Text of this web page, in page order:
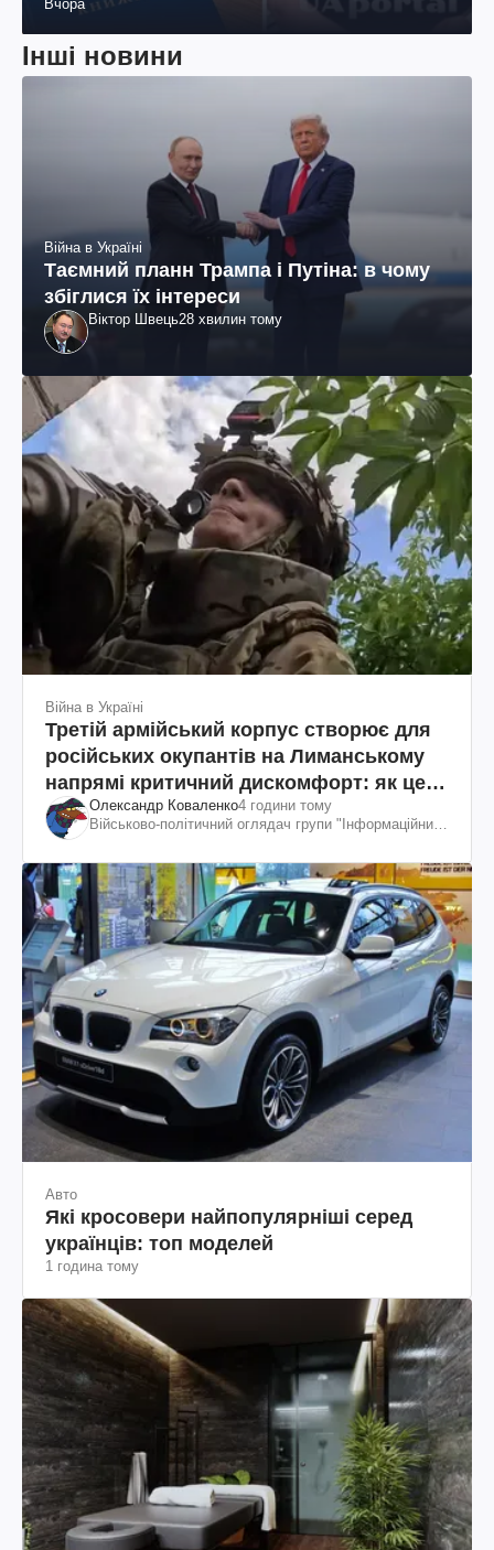
Вчора
Інші новини
Війна в Україні
Таємний планн Трампа і Путіна: в чому
збіглися їх інтереси
Віктор Швець28 хвилин тому
Війна в Україні
Третій армійський корпус створює для
російських окупантів на Лиманському
напрямі критичний дискомфорт: як це
вдалосяОлександр Коваленко4 години тому
Військово-політичний оглядач групи "Інформаційний
Авто
Які кросовери найпопулярніші серед
українців: топ моделей
1 година тому